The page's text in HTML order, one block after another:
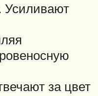
за цвет